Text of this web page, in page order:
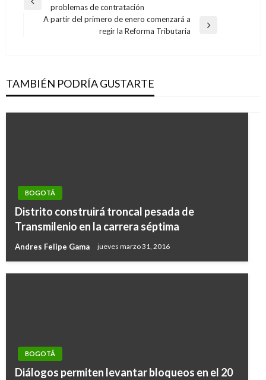
Entrada
anterior
problemas de contratación
A partir del primero de enero comenzará a
regir la Reforma Tributaria
TAMBIÉN PODRÍA GUSTARTE
BOGOTÁ
Distrito construirá troncal pesada de
Transmilenio en la carrera séptima
Andres Felipe Gama jueves marzo 31, 2016
BOGOTÁ
Diálogos permiten levantar bloqueos en el 20